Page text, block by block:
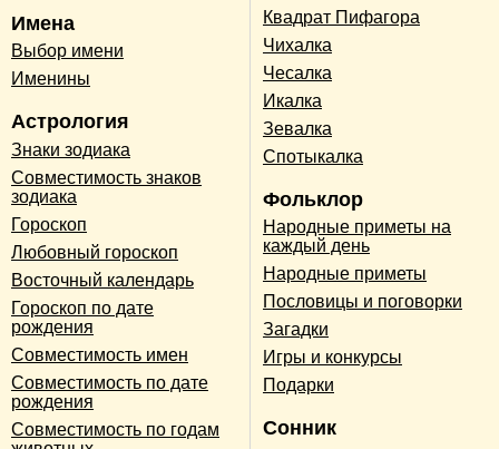
Имена
Выбор имени
Именины
Астрология
Знаки зодиака
Совместимость знаков
зодиака
Гороскоп
Любовный гороскоп
Восточный календарь
Гороскоп по дате
рождения
Совместимость имен
Совместимость по дате
рождения
Совместимость по годам
Квадрат Пифагора
Чихалка
Чесалка
Икалка
Зевалка
Спотыкалка
Фольклор
Народные приметы на
каждый день
Народные приметы
Пословицы и поговорки
Загадки
Игры и конкурсы
Подарки
Сонник